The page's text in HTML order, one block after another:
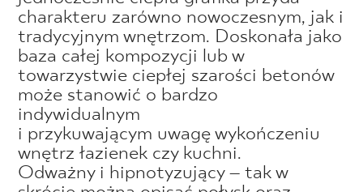
charakteru zarówno nowoczesnym, jak i
tradycyjnym wnętrzom. Doskonała jako
baza całej kompozycji lub w
towarzystwie ciepłej szarości betonów
może stanowić o bardzo
indywidualnym
i przykuwającym uwagę wykończeniu
wnętrz łazienek czy kuchni.
Odważny i hipnotyzujący – tak w